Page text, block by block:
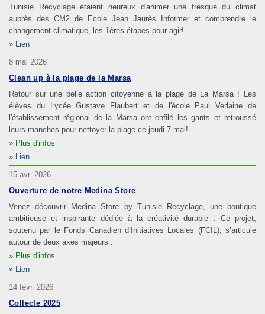
Tunisie Recyclage étaient heureux d'animer une fresque du climat
auprès des CM2 de Ecole Jean Jaurès Informer et comprendre le
changement climatique, les 1ères étapes pour agir!
Lien
8 mai 2026
Clean up à la plage de la Marsa
Retour sur une belle action citoyenne à la plage de La Marsa ! Les
élèves du Lycée Gustave Flaubert et de l'école Paul Verlaine de
l'établissement régional de la Marsa ont enfilé les gants et retroussé
leurs manches pour nettoyer la plage ce jeudi 7 mai!
Plus d'infos
Lien
15 avr. 2026
Ouverture de notre Medina Store
Venez découvrir Medina Store by Tunisie Recyclage, une boutique
ambitieuse et inspirante dédiée à la créativité durable . Ce projet,
soutenu par le Fonds Canadien d’Initiatives Locales (FCIL), s’articule
autour de deux axes majeurs :
Plus d'infos
Lien
14 févr. 2026
Collecte 2025